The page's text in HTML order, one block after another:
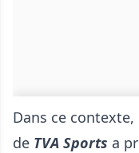
Dans ce
de TVA Sports a